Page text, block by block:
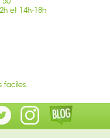
et 14h-18h
faciles.